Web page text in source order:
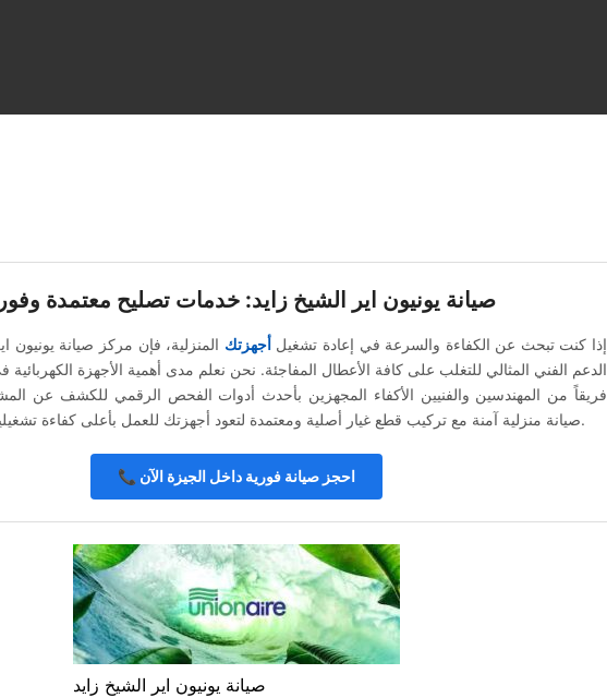
صيانة يونيون اير الشيخ زايد: خدمات تصليح معتمدة
إذا كنت تبحث عن الكفاءة والسرعة في إعادة تشغيلأجهزتك المنزلية، فإن مركز صيانة يونيون
الدعم الفني المثالي للتغلب على كافة الأعطال المفاجئة. نحن نعلم مدى أهمية الأجهزة الكهربائية
فريقاً من المهندسين والفنيين الأكفاء المجهزين بأحدث أدوات الفحص الرقمي للكشف عن
صيانة منزلية آمنة مع تركيب قطع غيار أصلية ومعتمدة لتعود أجهزتك للعمل بأعلى كفاءة تشغيلية وبأقل تكلفة ممكنة.
📞 احجز صيانة فورية داخل الجيزة الآن
صيانة يونيون اير الشيخ زايد